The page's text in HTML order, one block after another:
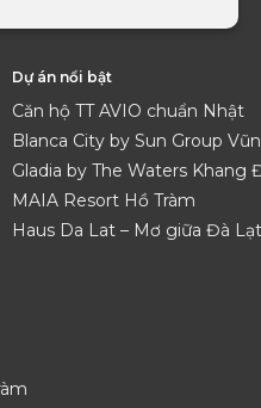
Dự án nổi bật
Căn hộ TT AVIO chuẩn Nhật
Blanca City by Sun Group
Gladia by The Waters Khang
MAIA Resort Hồ Tràm
Haus Da Lat – Mơ giữa Đà Lạt